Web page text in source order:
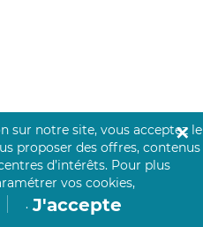
vous accompagne par
sur notre site, vous acceptez le
proposer des offres, contenus
d’intérêts. Pour plus
vos cookies,
. J'accepte
✕